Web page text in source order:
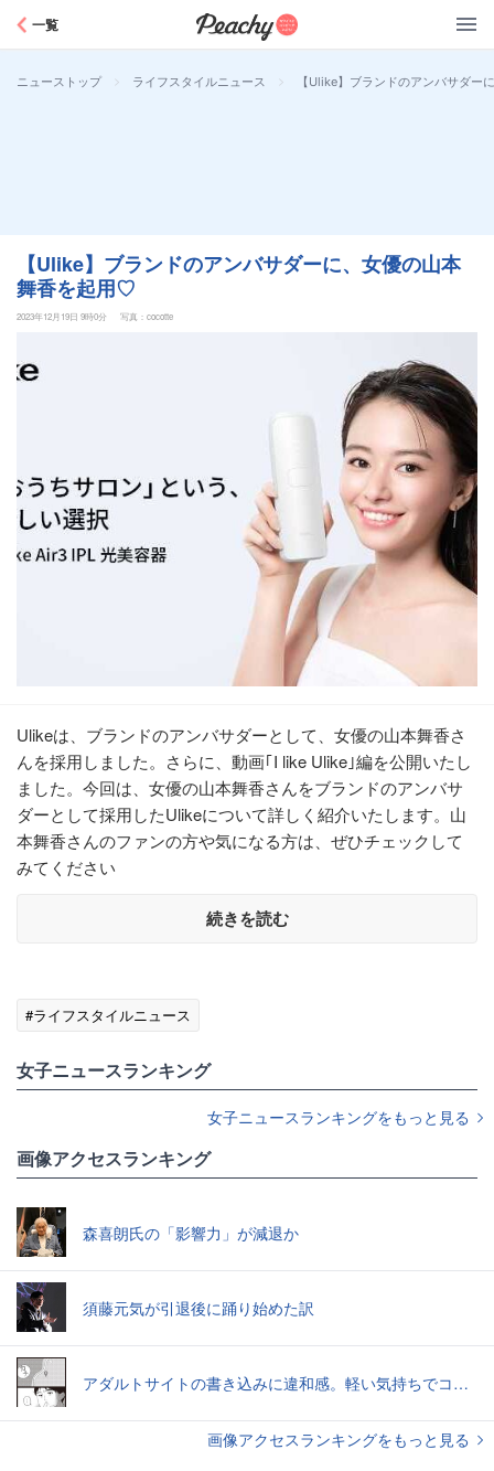
一覧
ニューストップ > ライフスタイルニュース > 【Ulike】ブランドのアンバサダ
【Ulike】ブランドのアンバサダーに、女優の山本
舞香を起用♡
2023年12月19日 9時0分 写真：cocotte
Ulikeは、ブランドのアンバサダーとして、女優の山本舞香さ
んを採用しました。さらに、動画｢I like Ulike｣編を公開いたし
ました。今回は、女優の山本舞香さんをブランドのアンバサ
ダーとして採用したUlikeについて詳しく紹介いたします。山
本舞香さんのファンの方や気になる方は、ぜひチェックして
みてください
続きを読む
#ライフスタイルニュース
女子ニュースランキング
女子ニュースランキングをもっと見る
画像アクセスランキング
森喜朗氏の「影響力」が減退か
須藤元気が引退後に踊り始めた訳
アダルトサイトの書き込みに違和感。軽い気持ちでコメントしてみると…／近畿地方のある場所について（1）
画像アクセスランキングをもっと見る